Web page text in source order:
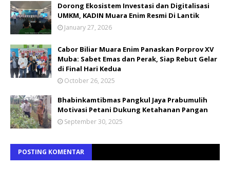
Dorong Ekosistem Investasi dan Digitalisasi
UMKM, KADIN Muara Enim Resmi Di Lantik
January 27, 2026
Cabor Biliar Muara Enim Panaskan Porprov XV
Muba: Sabet Emas dan Perak, Siap Rebut Gelar
di Final Hari Kedua
October 26, 2025
Bhabinkamtibmas Pangkul Jaya Prabumulih
Motivasi Petani Dukung Ketahanan Pangan
September 30, 2025
POSTING KOMENTAR